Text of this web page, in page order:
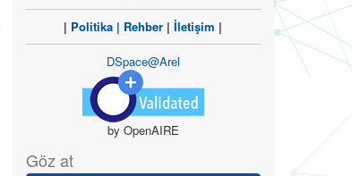
| Politika | Rehber |İletişim |
DSpace@Arel
by OpenAIRE
Göz at